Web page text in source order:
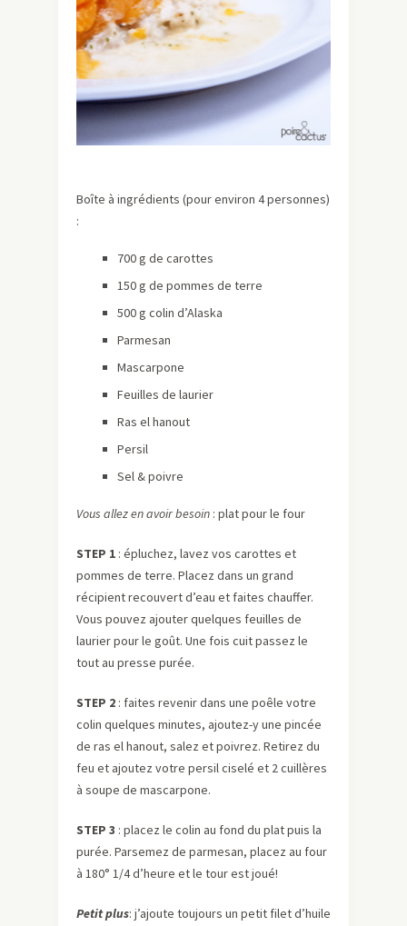
Boîte à ingrédients (pour environ 4 personnes)
:
700 g de carottes
150 g de pommes de terre
500 g colin d’Alaska
Parmesan
Mascarpone
Feuilles de laurier
Ras el hanout
Persil
Sel & poivre
Vous allez en avoir besoin : plat pour le four
STEP 1 : épluchez, lavez vos carottes et
pommes de terre. Placez dans un grand
récipient recouvert d’eau et faites chauffer.
Vous pouvez ajouter quelques feuilles de
laurier pour le goût. Une fois cuit passez le
tout au presse purée.
STEP 2 : faites revenir dans une poêle votre
colin quelques minutes, ajoutez-y une pincée
de ras el hanout, salez et poivrez. Retirez du
feu et ajoutez votre persil ciselé et 2 cuillères
à soupe de mascarpone.
STEP 3 : placez le colin au fond du plat puis la
purée. Parsemez de parmesan, placez au four
à 180° 1/4 d’heure et le tour est joué!
Petit plus: j’ajoute toujours un petit filet d’huile